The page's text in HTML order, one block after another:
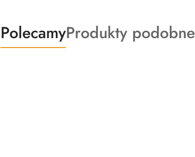
Produkty
o
PolecamyProdukty
o
Produkty podobne